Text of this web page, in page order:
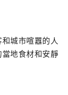
城市喧囂的人
地食材和安靜